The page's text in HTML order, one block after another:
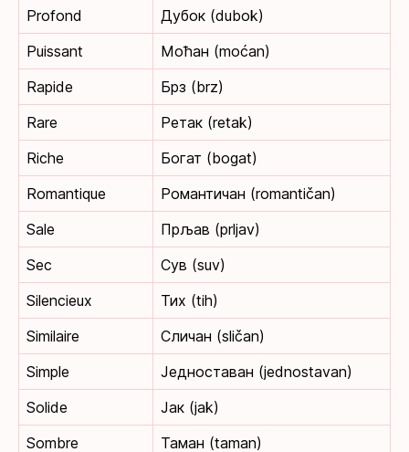
Profond
Дубок (dubok)
Puissant
Моћан (moćan)
Rapide
Брз (brz)
Rare
Ретак (retak)
Riche
Богат (bogat)
Romantique
Романтичан (romantičan)
Sale
Прљав (prljav)
Sec
Сув (suv)
Silencieux
Тих (tih)
Similaire
Сличан (sličan)
Simple
Једноставан (jednostavan)
Solide
Јак (jak)
Sombre
Таман (taman)